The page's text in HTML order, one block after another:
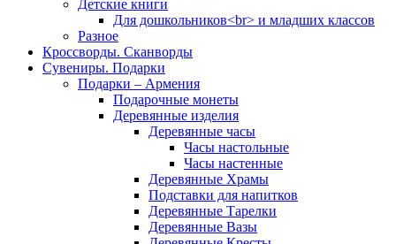
Детские книги
Для дошкольников<br> и младших классов
Разное
Кроссворды. Сканворды
Сувениры. Подарки
Подарки – Армения
Подарочные монеты
Деревянные изделия
Деревянные часы
Часы настольные
Часы настенные
Деревянные Храмы
Подставки для напитков
Деревянные Тарелки
Деревянные Вазы